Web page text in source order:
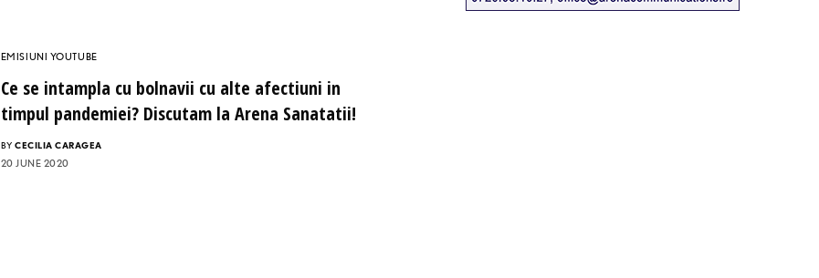
EMISIUNI YOUTUBE
Ce se intampla cu bolnavii cu alte afectiuni in
timpul pandemiei? Discutam la Arena Sanatatii!
BY CECILIA CARAGEA
20 JUNE 2020